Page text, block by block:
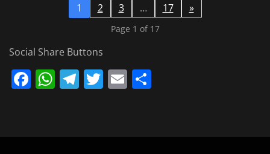
1 2 3 … 17 »
Page 1 of 17
Social Share Buttons
Facebook
WhatsApp
Telegram
Twitter
Email